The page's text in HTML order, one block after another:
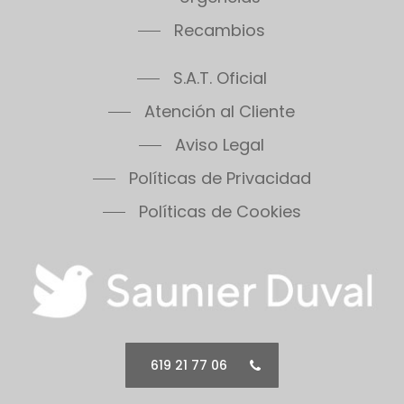
Recambios
S.A.T. Oficial
Atención al Cliente
Aviso Legal
Políticas de Privacidad
Políticas de Cookies
619 21 77 06